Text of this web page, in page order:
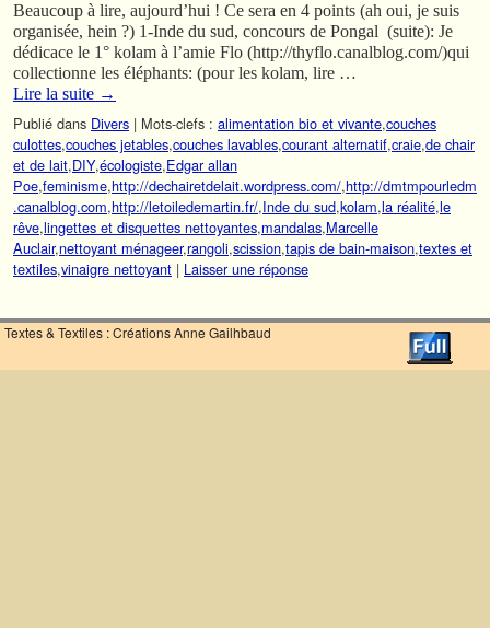
Beaucoup à lire, aujourd’hui ! Ce sera en 4 points (ah oui, je suis
organisée, hein ?) 1-Inde du sud, concours de Pongal (suite): Je
dédicace le 1° kolam à l’amie Flo (http://thyflo.canalblog.com/)qui
collectionne les éléphants: (pour les kolam, lire …
Lire la suite →
Publié dans Divers | Mots-clefs : alimentation bio et vivante,couches
culottes,couches jetables,couches lavables,courant alternatif,craie,de chair
et de lait,DIY,écologiste,Edgar allan
Poe,feminisme,http://dechairetdelait.wordpress.com/,http://dmtmpourledm
.canalblog.com,http://letoiledemartin.fr/,Inde du sud,kolam,la réalité,le
rêve,lingettes et disquettes nettoyantes,mandalas,Marcelle
Auclair,nettoyant ménageer,rangoli,scission,tapis de bain-maison,textes et
textiles,vinaigre nettoyant | Laisser une réponse
Textes & Textiles : Créations Anne Gailhbaud